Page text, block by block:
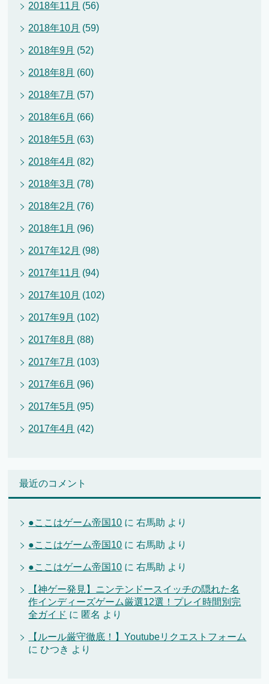
2018年11月 (56)
2018年10月 (59)
2018年9月 (52)
2018年8月 (60)
2018年7月 (57)
2018年6月 (66)
2018年5月 (63)
2018年4月 (82)
2018年3月 (78)
2018年2月 (76)
2018年1月 (96)
2017年12月 (98)
2017年11月 (94)
2017年10月 (102)
2017年9月 (102)
2017年8月 (88)
2017年7月 (103)
2017年6月 (96)
2017年5月 (95)
2017年4月 (42)
最近のコメント
●ここはゲーム帝国10 に右馬助 より
●ここはゲーム帝国10 に右馬助 より
●ここはゲーム帝国10 に右馬助 より
【神ゲー発見】ニンテンドースイッチの隠れた名
作インディーズゲーム厳選12選！プレイ時間別完
全ガイド に 匿名 より
【ルール厳守徹底！】Youtubeリクエストフォーム
にひつき より